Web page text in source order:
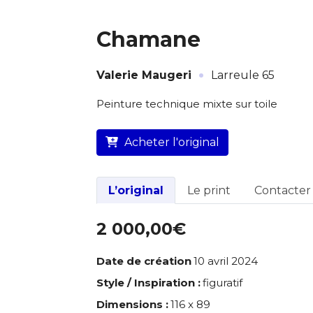
L’artiste assume
Chamane
Valerie Maugeri · Larreule 65
Peinture technique mixte sur toile
Acheter l'original
L’original Le print Contacter
2 000,00€
Date de création10 avril 2024
Style / Inspiration :figuratif
Dimensions :116 x 89